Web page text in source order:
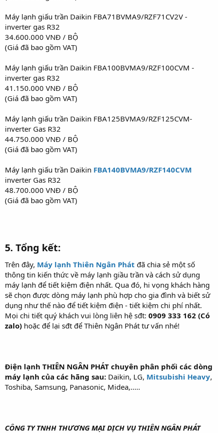
Máy lạnh giấu trần Daikin FBA71BVMA9/RZF71CV2V -
inverter gas R32
34.600.000 VNĐ / BỘ
(Giá đã bao gồm VAT)
Máy lạnh giấu trần Daikin FBA100BVMA9/RZF100CVM -
inverter gas R32
41.150.000 VNĐ / BỘ
(Giá đã bao gồm VAT)
Máy lạnh giấu trần Daikin FBA125BVMA9/RZF125CVM-
inverter Gas R32
44.750.000 VNĐ / BỘ
(Giá đã bao gồm VAT)
Máy lạnh giấu trần Daikin FBA140BVMA9/RZF140CVM
inverter Gas R32
48.700.000 VNĐ / BỘ
(Giá đã bao gồm VAT)
5. Tổng kết:​
Trên đây, Máy lạnh Thiên Ngân Phát đã chia sẻ một số
thông tin kiến thức về máy lạnh giầu trần và cách sử dụng
máy lạnh để tiết kiệm điện nhất. Qua đó, hi vọng khách hàng
sẽ chọn được dòng máy lạnh phù hợp cho gia đình và biết sử
dụng như thế nào để tiết kiệm điện - tiết kiệm chi phí nhất.
Mọi chi tiết quý khách vui lòng liên hệ sđt: 0909 333 162 (Có
zalo) hoặc để lại sđt để Thiên Ngân Phát tư vấn nhé!
Điện lạnh THIÊN NGÂN PHÁT chuyên phân phối các dòng
máy lạnh của các hãng sau: Daikin, LG, Mitsubishi Heavy,
Toshiba, Samsung, Panasonic, Midea,.....
CÔNG TY TNHH THƯƠNG MẠI DỊCH VỤ THIÊN NGÂN PHÁT